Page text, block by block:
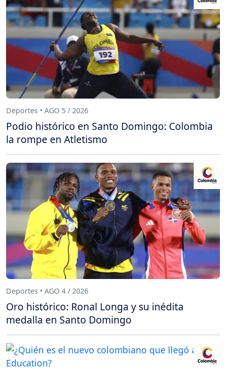
Deportes • AGO 5 / 2026
Podio histórico en Santo Domingo: Colombia
la rompe en Atletismo
Deportes • AGO 4 / 2026
Oro histórico: Ronal Longa y su inédita
medalla en Santo Domingo